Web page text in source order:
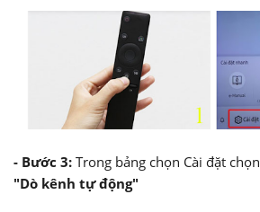
- Bước 3: Trong bảng chọn Cài đặt chọn
"Dò kênh tự động"